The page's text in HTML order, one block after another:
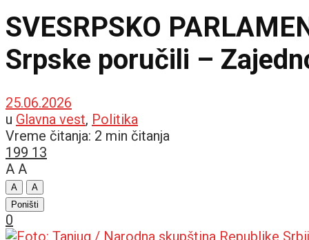
SVESRPSKO
Srpske poručili –
25.06.2026
u Glavna vest, Politika
Vreme čitanja: 2 min čitanja
199 13
A A
A
A
Poništi
0